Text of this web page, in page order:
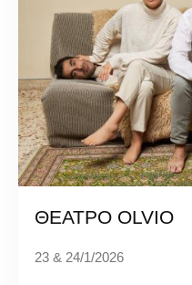
ΘΕΑΤΡΟ OLVIO
23 & 24/1/2026